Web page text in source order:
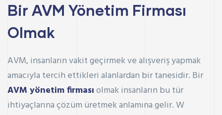
Bir AVM Yönetim Firması
Olmak
AVM, insanların vakit geçirmek ve alışveriş yapmak
amacıyla tercih ettikleri alanlardan bir tanesidir. Bir
AVM yönetim firmasıolmak insanların bu tür
ihtiyaçlarına çözüm üretmek anlamına gelir. W